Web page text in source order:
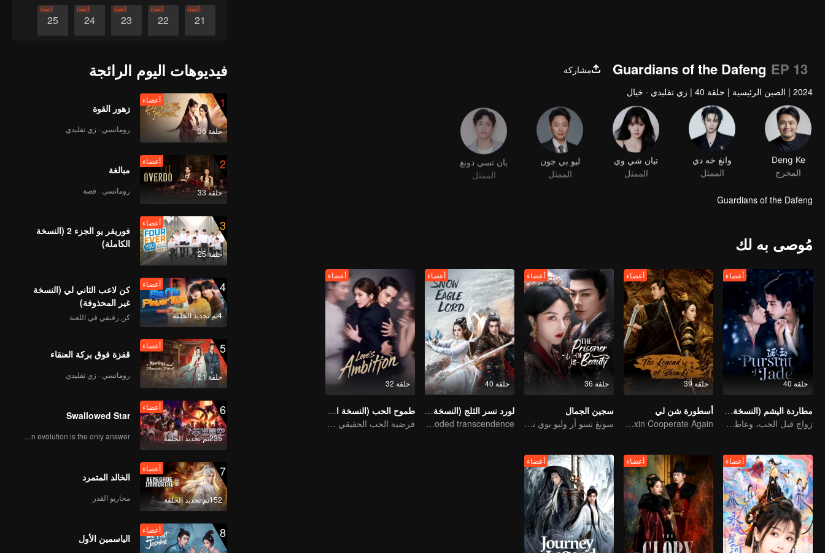
21
أعضاء
22
أعضاء
23
أعضاء
24
أعضاء
25
أعضاء
Guardians of the Dafeng EP 13
مشاركة
2024
| الصين الرئيسية | حلقة 40 | زي تقليدي · خيال
Deng Ke
المخرج
وانغ خه دي
الممثل
تيان شي وي
الممثل
ليو يي جون
الممثل
يان تسي دونغ
الممثل
Guardians of the Dafeng
مُوصى به لك
حلقة 40
أعضاء
مطاردة اليشم (النسخة الإنجليزية)
زواج قبل الحب، وعاطفة تتشكل في الحرب
حلقة 39
أعضاء
أسطورة شن لي
Zhao Liying and Lin Gengxin Cooperate Again
حلقة 36
أعضاء
سجين الجمال
سونغ تسو أر وليو يوي نينغ يركزان على الخلاف العائلي والرومانسية
حلقة 40
أعضاء
لورد نسر الثلج (النسخة الإنجليزية)
Xu and Nazha opens the world of hot-blooded transcendence
حلقة 32
أعضاء
طموح الحب (النسخة الإنجليزية)
فرضية الحب الحقيقي بين تشاو لو سي وتشين وي تينغ
أعضاء أعضاء أعضاء
فيديوهات اليوم الرائجة
1
حلقة 36
أعضاء
زهور القوة
رومانسي · زي تقليدي
2
حلقة 33
أعضاء
مبالغة
رومانسي · قصة
3
حلقة 25
أعضاء
فوريفر يو الجزء 2 (النسخة
الكاملة)
4
4تم تجديد الحلقة
أعضاء
كن لاعب الثاني لي (النسخة
غير المحذوفة)
كن رفيقي في اللعبة
5
حلقة 21
أعضاء
قفزة فوق بركة العنقاء
رومانسي · زي تقليدي
6
235تم تجديد الحلقة
أعضاء
Swallowed Star
Human evolution is the only answer.
7
152تم تجديد الحلقة
أعضاء
الخالد المتمرد
محاربو القدر
8 أعضاء
الياسمين الأول